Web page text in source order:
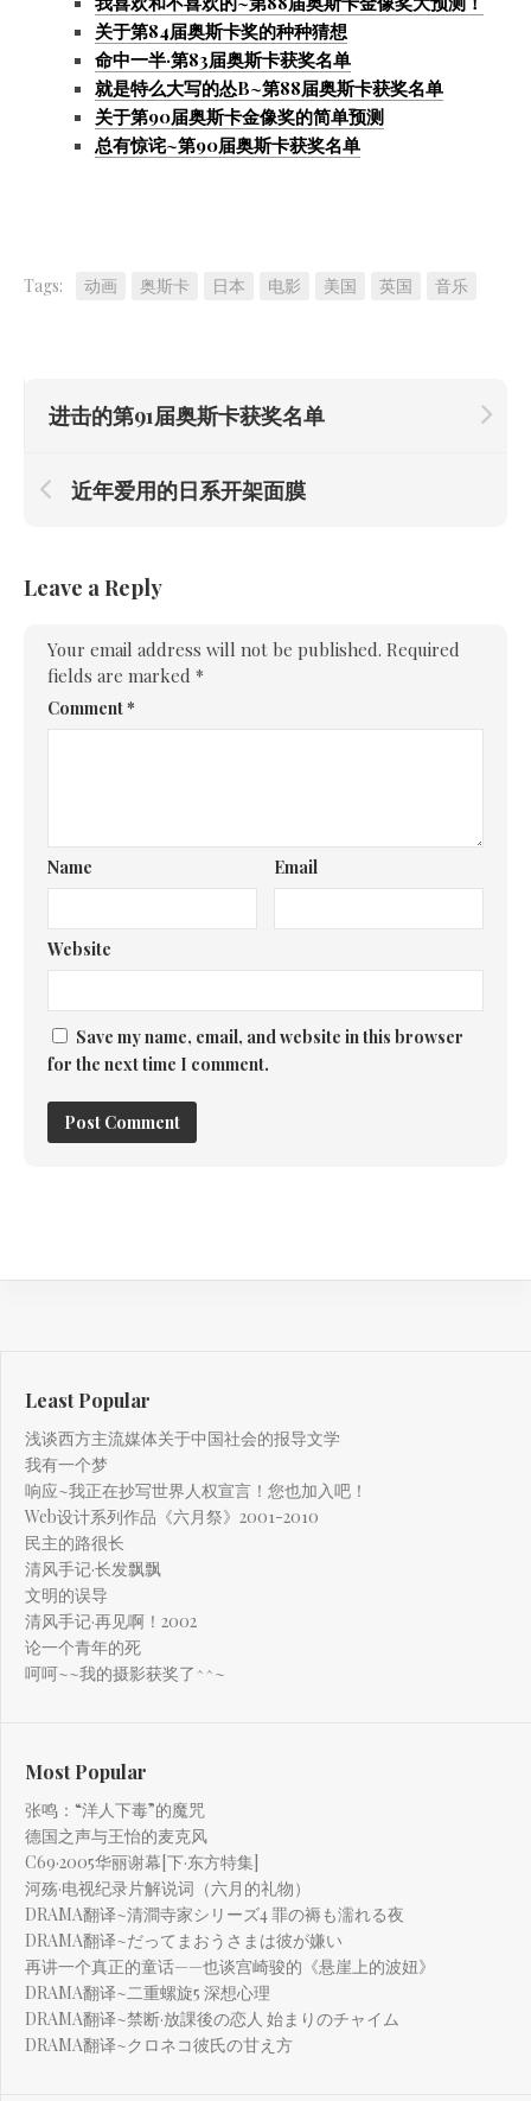
关于第84届奥斯卡奖的种种猜想
命中一半·第83届奥斯卡获奖名单
就是特么大写的怂B~第88届奥斯卡获奖名单
关于第90届奥斯卡金像奖的简单预测
总有惊诧~第90届奥斯卡获奖名单
Tags: 动画 奥斯卡 日本 电影 美国 英国 音乐
进击的第91届奥斯卡获奖名单
近年爱用的日系开架面膜
Leave a Reply
Your email address will not be published. Required
fields are marked *
Comment*
Name Email
Website
Save my name, email, and website in this browser
for the next time I comment.
Least Popular
浅谈西方主流媒体关于中国社会的报导文学
我有一个梦
响应~我正在抄写世界人权宣言！您也加入吧！
Web设计系列作品《六月祭》2001-2010
民主的路很长
清风手记·长发飘飘
文明的误导
清风手记·再见啊！2002
论一个青年的死
呵呵~~我的摄影获奖了^^~
Most Popular
张鸣：“洋人下毒”的魔咒
德国之声与王怡的麦克风
C69·2005华丽谢幕[下·东方特集]
河殇·电视纪录片解说词（六月的礼物）
DRAMA翻译~清澗寺家シリーズ4 罪の褥も濡れる夜
DRAMA翻译~だってまおうさまは彼が嫌い
再讲一个真正的童话——也谈宫崎骏的《悬崖上的波妞》
DRAMA翻译~二重螺旋5 深想心理
DRAMA翻译~禁断·放課後の恋人 始まりのチャイム
DRAMA翻译~クロネコ彼氏の甘え方